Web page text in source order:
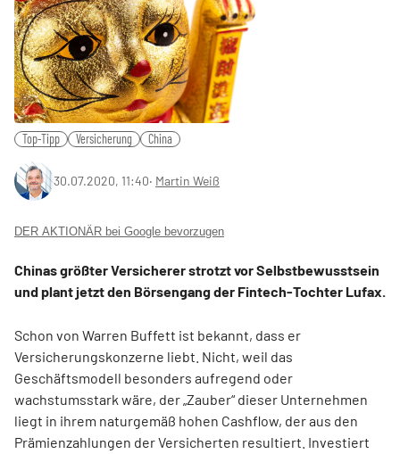
Top-Tipp Versicherung China
30.07.2020, 11:40‧ Martin Weiß
DER AKTIONÄR bei Google bevorzugen
Chinas größter Versicherer strotzt vor Selbstbewusstsein
und plant jetzt den Börsengang der Fintech-Tochter Lufax.
Schon von Warren Buffett ist bekannt, dass er
Versicherungskonzerne liebt. Nicht, weil das
Geschäftsmodell besonders aufregend oder
wachstumsstark wäre, der „Zauber“ dieser Unternehmen
liegt in ihrem naturgemäß hohen Cashflow, der aus den
Prämienzahlungen der Versicherten resultiert. Investiert